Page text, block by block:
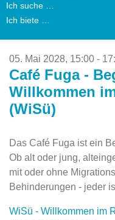
Ich suche …
Ich biete …
05. Mai 2028, 15:00 -
Café Fuga -
Willkommen
(WiSü)
Das Café Fuga ist ein
Ob alt oder jung,
mit oder ohne
Behinderungen - jeder
WiSü - Willkommen im